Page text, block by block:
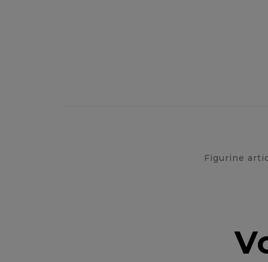
Figurine